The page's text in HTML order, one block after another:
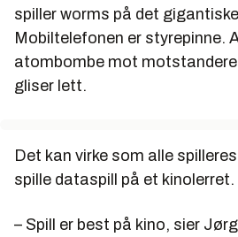
spiller worms på det
Mobiltelefonen er styrepinne.
atombombe mot
gliser lett.
Det kan virke som alle
spille dataspill på et kinolerret.
– Spill er best på kino, sier